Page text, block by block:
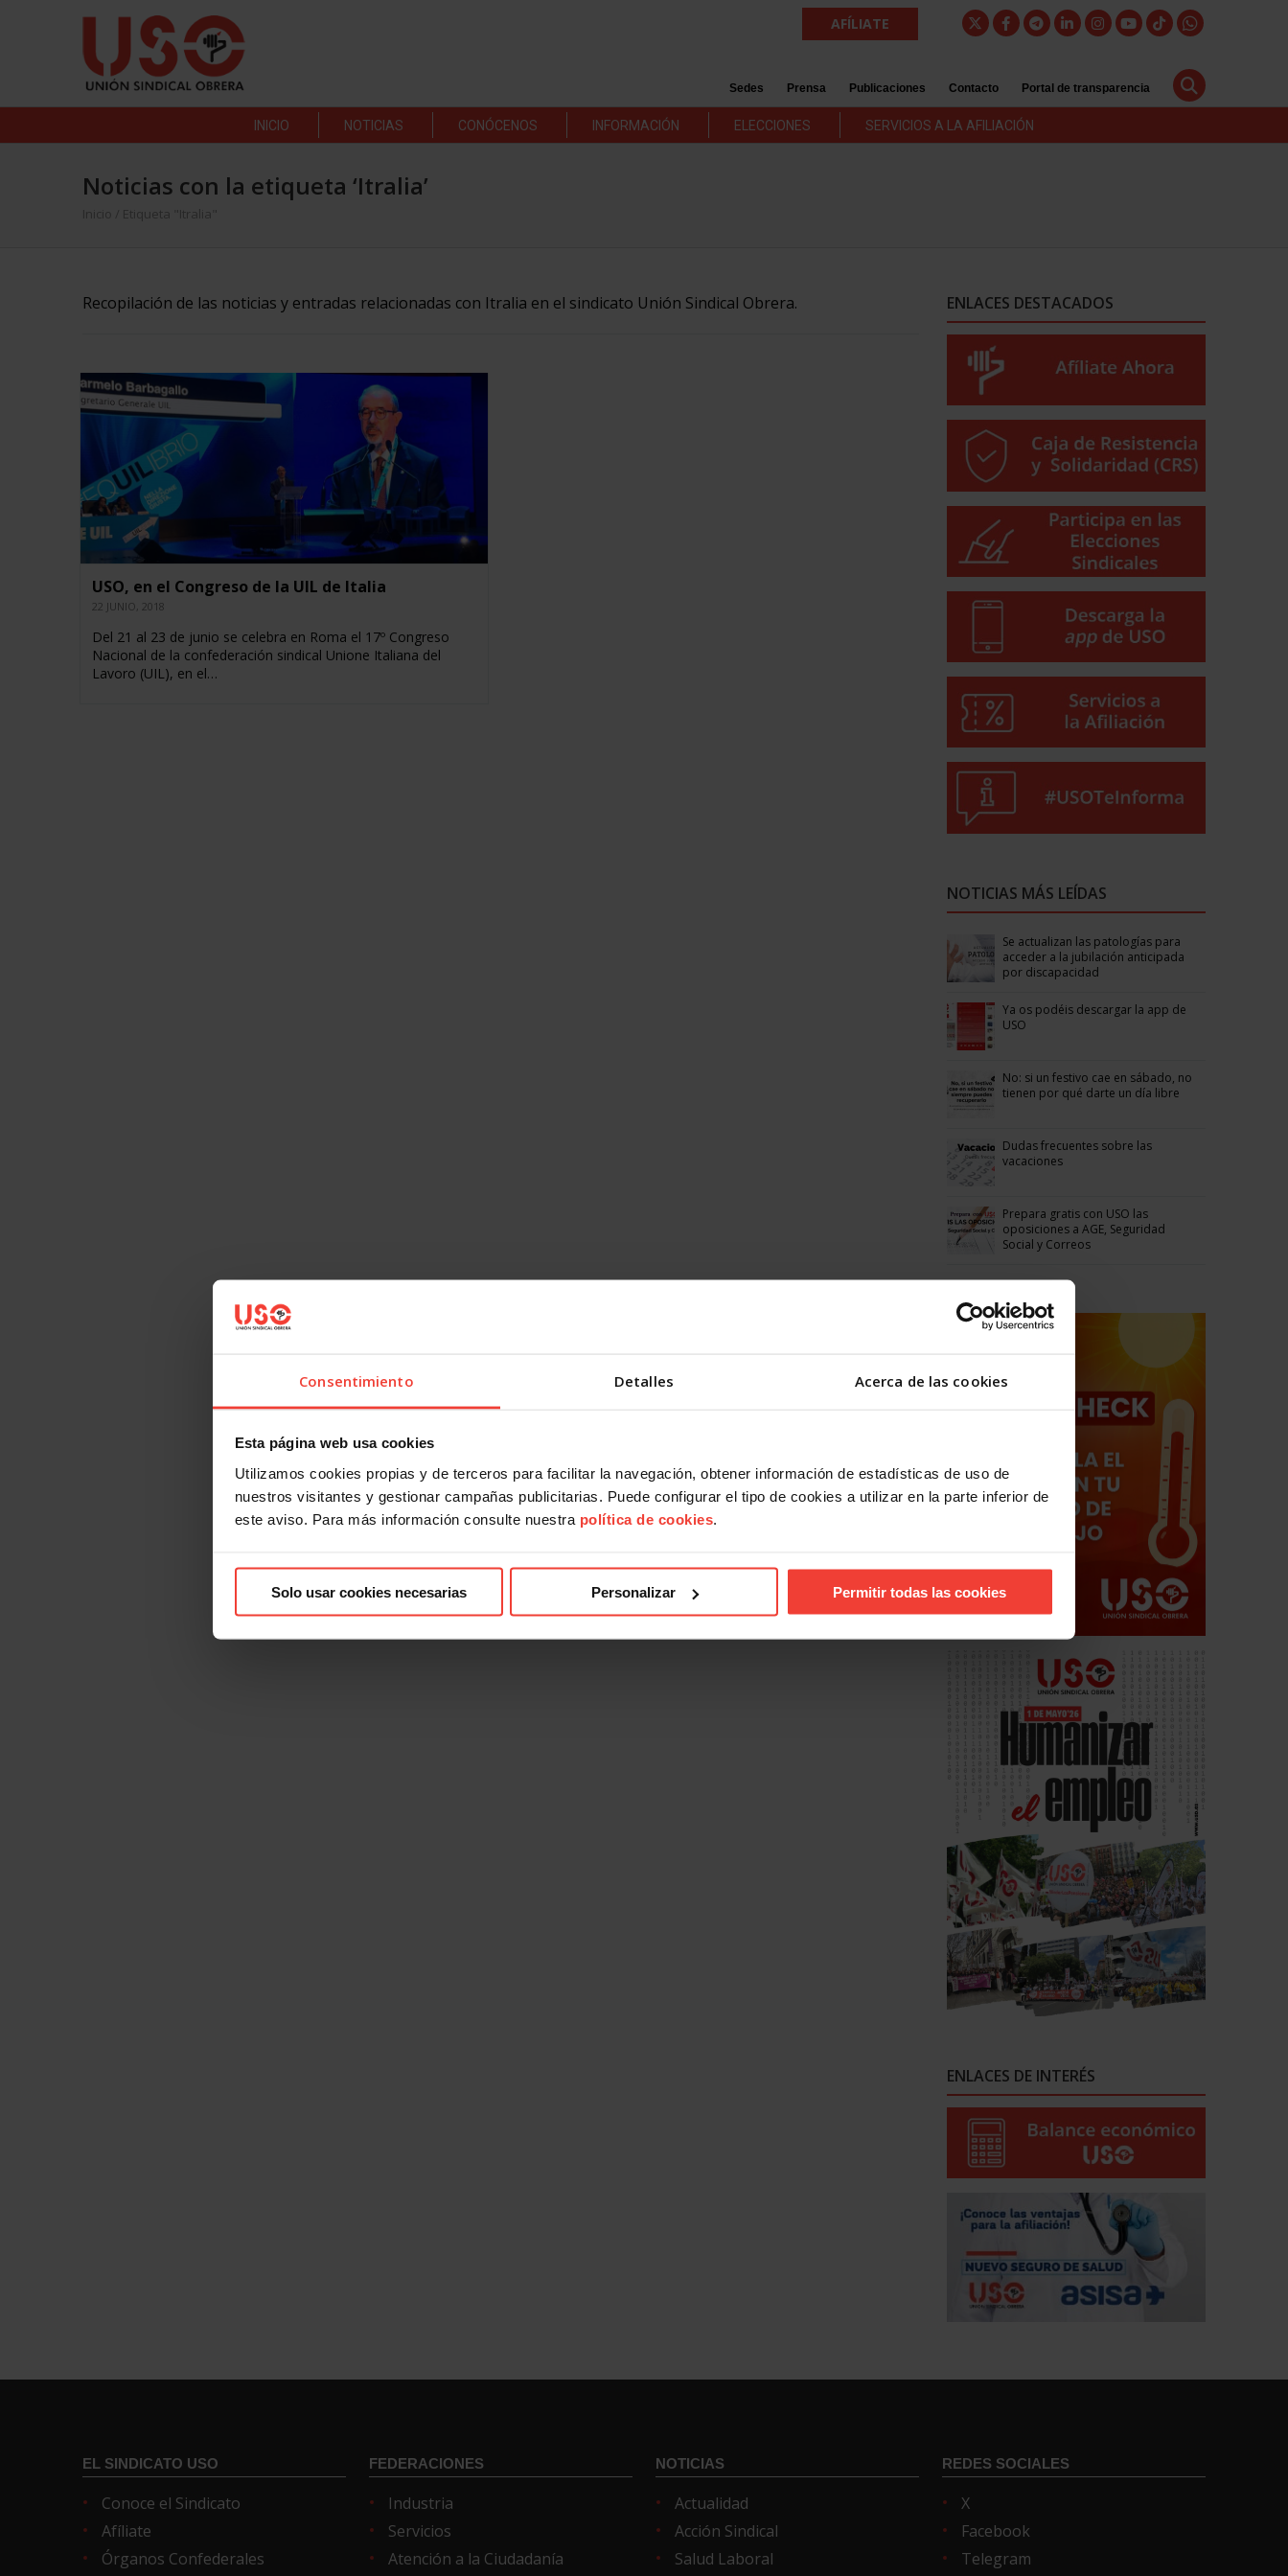
Consentimiento Detalles Acerca de las cookies
Esta página web usa cookies
Utilizamos cookies propias y de terceros para facilitar la navegación, obtener información de estadísticas de uso de
nuestros visitantes y gestionar campañas publicitarias. Puede configurar el tipo de cookies a utilizar en la parte inferior de
este aviso. Para más información consulte nuestra política de cookies.
Solo usar cookies necesarias Personalizar Permitir todas las cookies
AFÍLIATE
Sedes Prensa Publicaciones Contacto Portal de transparencia
INICIO NOTICIAS CONÓCENOS INFORMACIÓN ELECCIONES SERVICIOS A LA AFILIACIÓN
Noticias con la etiqueta ‘Itralia’
Inicio Etiqueta "Itralia"
Recopilación de las noticias y entradas relacionadas con Itralia en el sindicato Unión Sindical Obrera.
USO, en el Congreso de la UIL de Italia
22 JUNIO, 2018
Del 21 al 23 de junio se celebra en Roma el 17º Congreso
Nacional de la confederación sindical Unione Italiana del
Lavoro (UIL), en el…
ENLACES DESTACADOS
NOTICIAS MÁS LEÍDAS
Se actualizan las patologías para
acceder a la jubilación anticipada
por discapacidad
Ya os podéis descargar la app de
USO
No: si un festivo cae en sábado, no
tienen por qué darte un día libre
Dudas frecuentes sobre las
vacaciones
Prepara gratis con USO las
oposiciones a AGE, Seguridad
Social y Correos
ENLACES DE INTERÉS
EL SINDICATO USO
Conoce el Sindicato
Afíliate
Órganos Confederales
FEDERACIONES
Industria
Servicios
Atención a la Ciudadanía
NOTICIAS
Actualidad
Acción Sindical
Salud Laboral
REDES SOCIALES
X
Facebook
Telegram